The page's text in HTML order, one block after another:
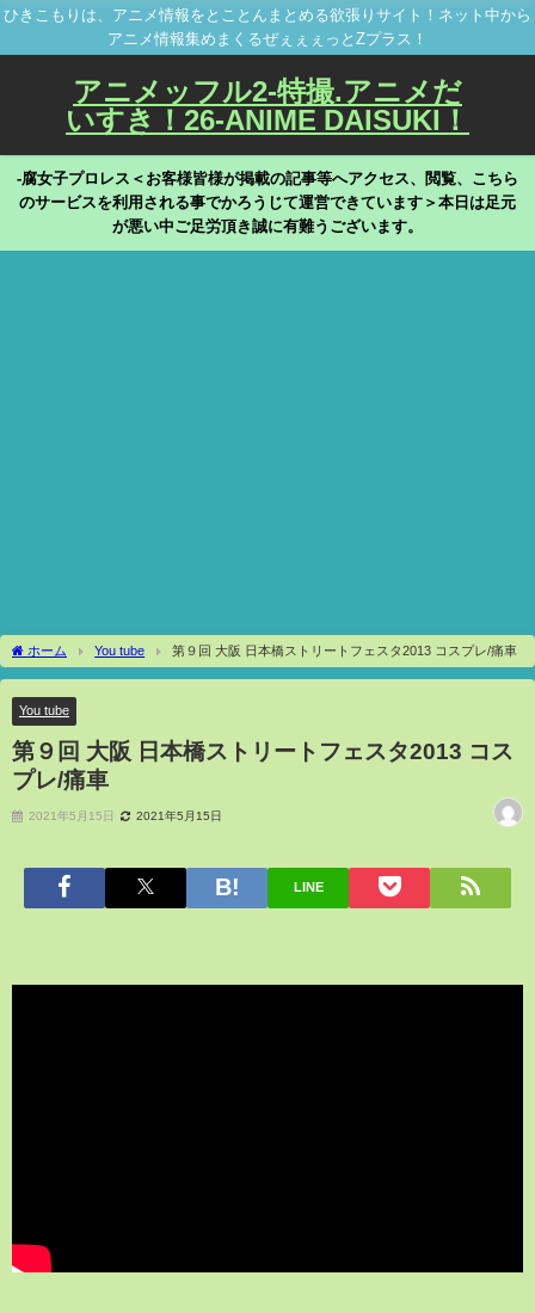
ひきこもりは、アニメ情報をとことんまとめる欲張りサイト！ネット中から
アニメ情報集めまくるぜぇぇぇっとZプラス！
アニメッフル2-特撮.アニメだ
いすき！26-ANIME DAISUKI！
-腐女子プロレス＜お客様皆様が掲載の記事等へアクセス、閲覧、こちら
のサービスを利用される事でかろうじて運営できています＞本日は足元
が悪い中ご足労頂き誠に有難うございます。
ホーム You tube 第９回 大阪 日本橋ストリートフェスタ2013 コスプレ/痛車
You tube
第９回 大阪 日本橋ストリートフェスタ2013 コス
プレ/痛車
2021年5月15日 2021年5月15日
LINE